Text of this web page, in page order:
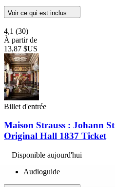
Voir ce qui est inclus
4,1 (30)
À partir de
13,87 $US
Billet d'entrée
Maison Strauss : Johann
Original Hall 1837 Ticket
Disponible aujourd'hui
Audioguide